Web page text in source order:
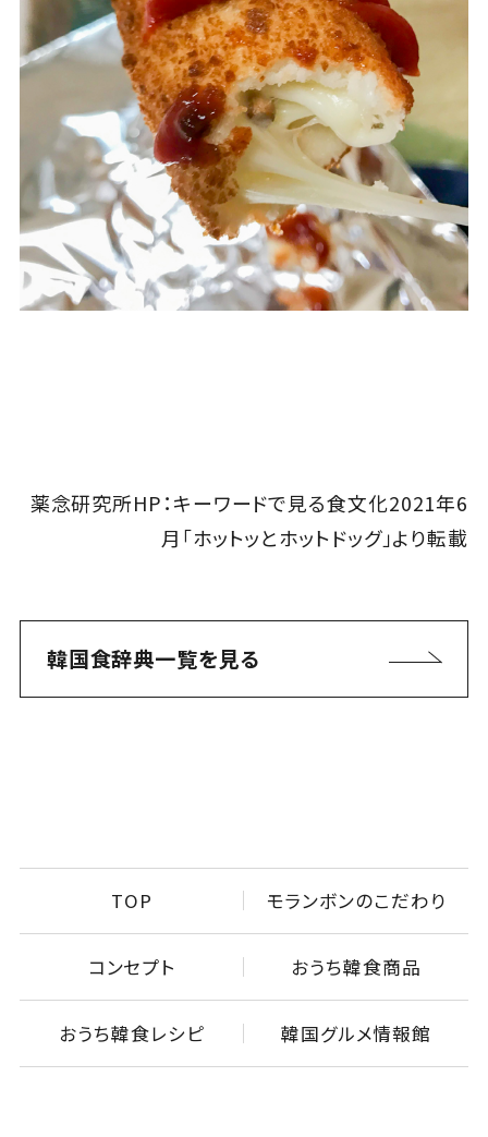
薬念研究所HP：キーワードで見る食文化2021年6
月「ホットッとホットドッグ」より転載
韓国食辞典一覧を見る
TOP モランボンのこだわり
コンセプト おうち韓食商品
おうち韓食レシピ 韓国グルメ情報館